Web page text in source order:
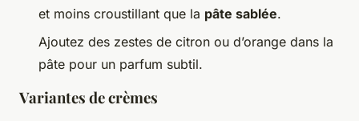
et moins croustillant que la pâte sablée.
Ajoutez des zestes de citron ou d’orange dans la
pâte pour un parfum subtil.
Variantes de crèmes